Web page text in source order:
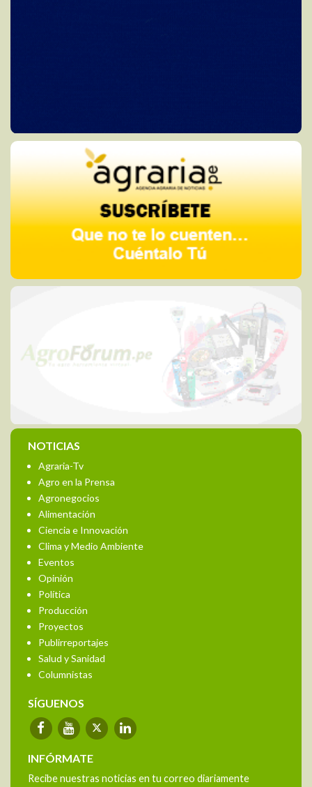
NOTICIAS
Agraria-Tv
Agro en la Prensa
Agronegocios
Alimentación
Ciencia e Innovación
Clima y Medio Ambiente
Eventos
Opinión
Política
Producción
Proyectos
Publirreportajes
Salud y Sanidad
Columnistas
SÍGUENOS
INFÓRMATE
Recibe nuestras noticias en tu correo diariamente